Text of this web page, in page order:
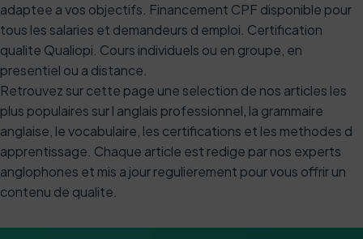
adaptee a vos objectifs. Financement CPF disponible pour
tous les salaries et demandeurs d emploi. Certification
qualite Qualiopi. Cours individuels ou en groupe, en
presentiel ou a distance.
Retrouvez sur cette page une selection de nos articles les
plus populaires sur l anglais professionnel, la grammaire
anglaise, le vocabulaire, les certifications et les methodes d
apprentissage. Chaque article est redige par nos experts
anglophones et mis a jour regulierement pour vous offrir un
contenu de qualite.